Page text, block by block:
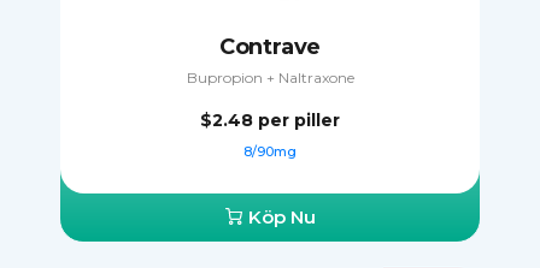
Contrave
Bupropion + Naltraxone
$2.48 per piller
8/90mg
Köp Nu